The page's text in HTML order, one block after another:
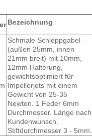
Bezeichnung
Schmale Schleppgabel
(außen 25mm, innen
21mm breit) mit 10mm,
12mm Halterung,
gewichtsoptimiert für
Impellerjets mit einem
Gewicht von 25-35
Newton. 1 Feder 6mm
Durchmesser. Länge nach
Kundenwunsch.
Stiftdurchmesser 3 - 5mm.